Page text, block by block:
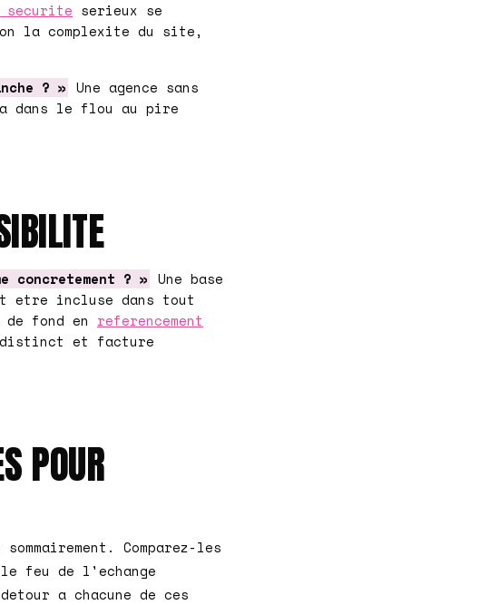
securite serieux se
la complexite du site,
? » Une agence sans
dans le flou au pire
? » Une base
etre incluse dans tout
fond en referencement
et facture
POUR
Comparez-les
feu de l'echange
a chacune de ces